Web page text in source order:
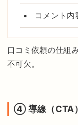
コメント内
口コミ依頼の仕組
不可欠。
④ 導線（CTA